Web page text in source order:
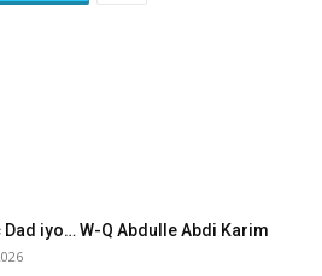
Dad iyo… W-Q Abdulle Abdi Karim